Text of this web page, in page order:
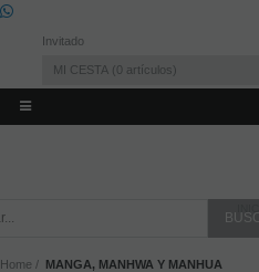
Invitado
MI CESTA 0 artículos
Home MANGA, MANHWA Y MANHUA